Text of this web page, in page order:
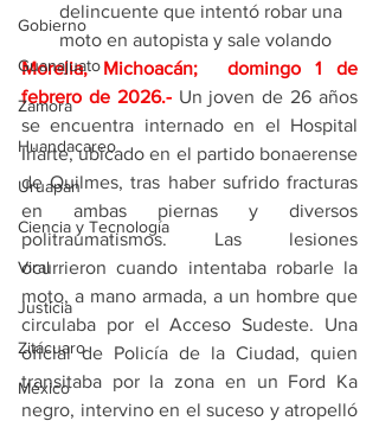
Gobierno
Guanajuato
Zamora
Huandacareo
Uruapan
Ciencia y Tecnología
Viral
Justicia
Zitácuaro
México
delincuente que intentó robar una
moto en autopista y sale volando
Morelia, Michoacán;  domingo 1 de
febrero de 2026.- Un joven de 26 años
se encuentra internado en el Hospital
Iriarte, ubicado en el partido bonaerense
de Quilmes, tras haber sufrido fracturas
en ambas piernas y diversos
politraumatismos. Las lesiones
ocurrieron cuando intentaba robarle la
moto, a mano armada, a un hombre que
circulaba por el Acceso Sudeste. Una
oficial de Policía de la Ciudad, quien
transitaba por la zona en un Ford Ka
negro, intervino en el suceso y atropelló